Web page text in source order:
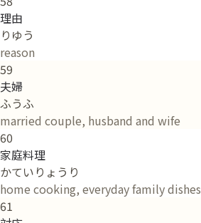
理由
りゆう
reason
59
夫婦
ふうふ
married couple, husband and wife
60
家庭料理
かていりょうり
home cooking, everyday family dishes
61